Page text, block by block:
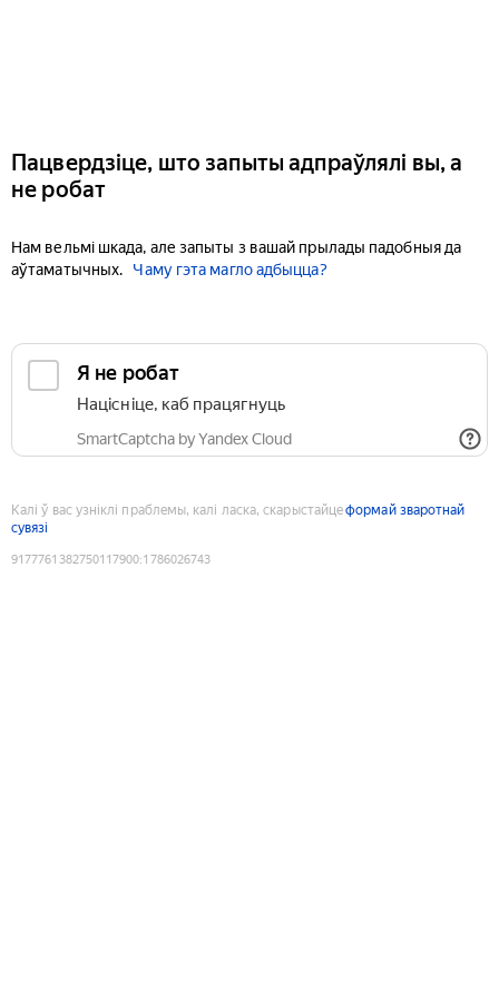
Пацвердзіце, што запыты адпраўлялі вы, а
не робат
Нам вельмі шкада, але запыты з вашай прылады падобныя да
аўтаматычных.
Чаму гэта магло адбыцца?
Я не робат
Націсніце, каб працягнуць
SmartCaptcha by Yandex Cloud
Калі ў вас узніклі праблемы, калі ласка, скарыстайцеформай зваротнай
сувязі
9177761382750117900:1786026743